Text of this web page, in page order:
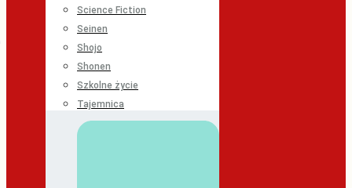
Science Fiction
Seinen
Shojo
Shonen
Szkolne życie
Tajemnica